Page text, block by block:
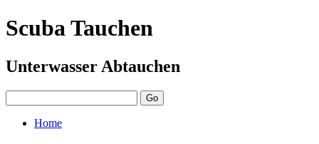
Scuba Tauchen
Unterwasser Abtauchen
Home